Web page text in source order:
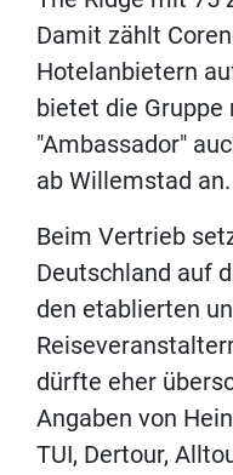
Damit zählt
Hotelanbietern
bietet die
"Ambassador"
ab Willemstad an.
Beim Vertrieb
Deutschland auf
den etablierten
dürfte eher
Angaben von
TUI, Dertour,